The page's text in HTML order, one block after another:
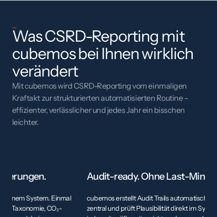
Was CSRD-Reporting mit
cubemos bei Ihnen wirklich
verändert
Mit cubemos wird CSRD-Reporting vom einmaligen
Kraftakt zur strukturierten automatisierten Routine –
effizienter, verlässlicher und jedes Jahr ein bisschen
leichter.
Audit-ready. Ohne Last-Minute-Stress.
cubemos erstellt Audit Trails automatisch, speichert alle Belege
zentral und prüft Plausibilität direkt im System. Ihr Report ist